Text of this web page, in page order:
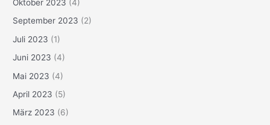
Oktober 2023 (4)
September 2023 (2)
Juli 2023 (1)
Juni 2023 (4)
Mai 2023 (4)
April 2023 (5)
März 2023 (6)